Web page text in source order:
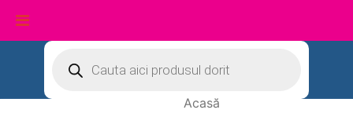
conținut
search
Acasă